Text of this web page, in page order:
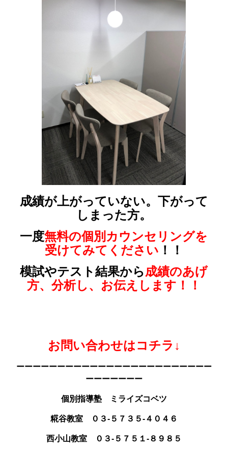
成績が上がっていない。下がって
しまった方。
一度無料の個別カウンセリングを
受けてみてください ！！
模試やテスト結果から成績のあげ
方、分析し、お伝えします！！
お問い合わせはコチラ↓
ーーーーーーーーーーーーーーーーーーーーーーーー
ーーーーーーー
個別指導塾 ミライズコベツ
糀谷教室 ０３-５７３５-４０４６
西小山教室 ０３-５７５１-８９８５